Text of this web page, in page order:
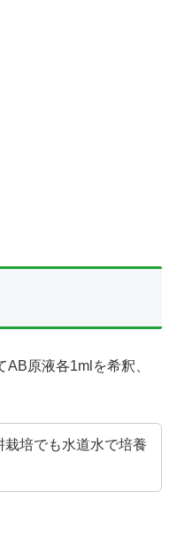
原液各1mlを希釈、
培でも水道水で培養